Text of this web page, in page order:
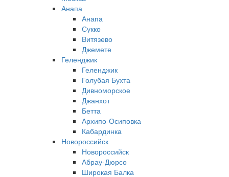
Анапа
Анапа
Сукко
Витязево
Джемете
Геленджик
Геленджик
Голубая Бухта
Дивноморское
Джанхот
Бетта
Архипо-Осиповка
Кабардинка
Новороссийск
Новороссийск
Абрау-Дюрсо
Широкая Балка